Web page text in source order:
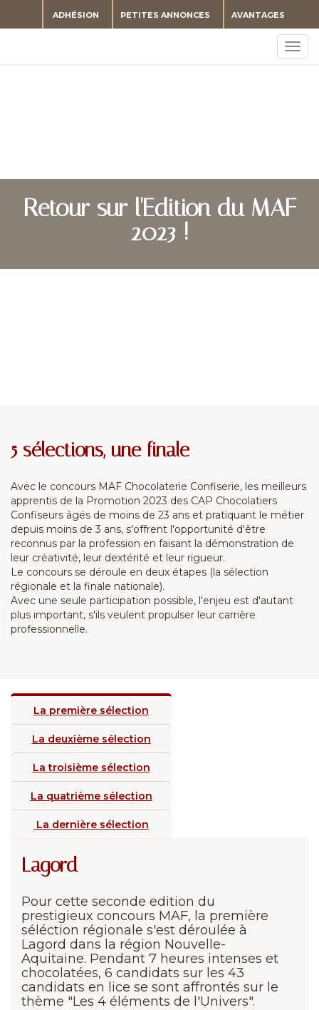
AVANTAGES
PETITES ANNONCES
ADHÉSION
Retour sur l'Edition du MAF
2023 !
5 sélections, une finale
Avec le concours MAF Chocolaterie Confiserie, les meilleurs
apprentis de la Promotion 2023 des CAP Chocolatiers
Confiseurs âgés de moins de 23 ans et pratiquant le métier
depuis moins de 3 ans, s'offrent l'opportunité d'être
reconnus par la profession en faisant la démonstration de
leur créativité, leur dextérité et leur rigueur.
Le concours se déroule en deux étapes (la sélection
régionale et la finale nationale).
Avec une seule participation possible, l'enjeu est d'autant
plus important, s'ils veulent propulser leur carrière
professionnelle.
La première sélection
La deuxième sélection
La troisième sélection
La quatrième sélection
La dernière sélection
Lagord
Pour cette seconde edition du
prestigieux concours MAF, la première
séléction régionale s'est déroulée à
Lagord dans la région Nouvelle-
Aquitaine. Pendant 7 heures intenses et
chocolatées, 6 candidats sur les 43
candidats en lice se sont affrontés sur le
thème "Les 4 éléments de l'Univers".